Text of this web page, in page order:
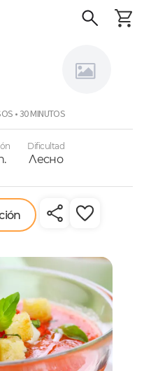
• 30 MINUTOS
Dificultad
Лесно